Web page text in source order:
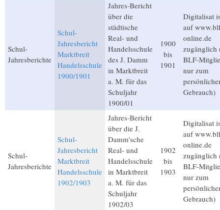
Schul-
Jahresberichte
Schul-
Jahresbericht
Marktbreit
Handelsschule
1900/1901
Jahres-Bericht
über die
städtische
Real- und
Handelsschule
des J. Damm
in Marktbreit
a. M. für das
Schuljahr
1900/01
1900
bis
1901
Digitalisat
auf
online.de
zugänglich
BLF-
nur zum
Gebrauch)
Schul-
Jahresberichte
Schul-
Jahresbericht
Marktbreit
Handelsschule
1902/1903
Jahres-Bericht
über die J.
Damm'sche
Real- und
Handelsschule
in Marktbreit
a. M. für das
Schuljahr
1902/03
1902
bis
1903
Digitalisat
auf
online.de
zugänglich
BLF-
nur zum
Gebrauch)